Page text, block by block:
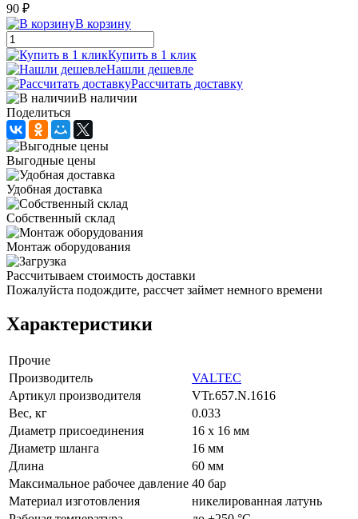
90 ₽
В корзину
Купить в 1 клик
Нашли дешевле
Рассчитать доставку
В наличии
Поделиться
Выгодные цены
Удобная доставка
Собственный склад
Монтаж оборудования
Рассчитываем стоимость доставки
Пожалуйста подождите, рассчет займет немного времени
Характеристики
Прочие
Производитель
VALTEC
Артикул производителя
VTr.657.N.1616
Вес, кг
0.033
Диаметр присоединения
16 x 16 мм
Диаметр шланга
16 мм
Длина
60 мм
Максимальное рабочее давление 40 бар
Материал изготовления
никелированная латунь